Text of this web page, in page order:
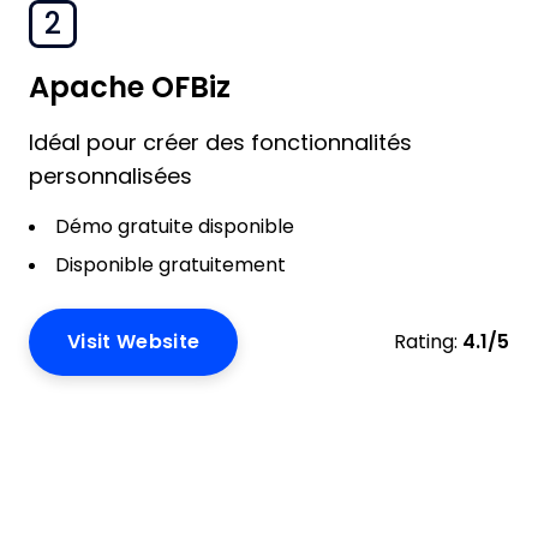
2
Apache OFBiz
Idéal pour créer des fonctionnalités
personnalisées
Démo gratuite disponible
Disponible gratuitement
Visit Website Rating: 4.1/5